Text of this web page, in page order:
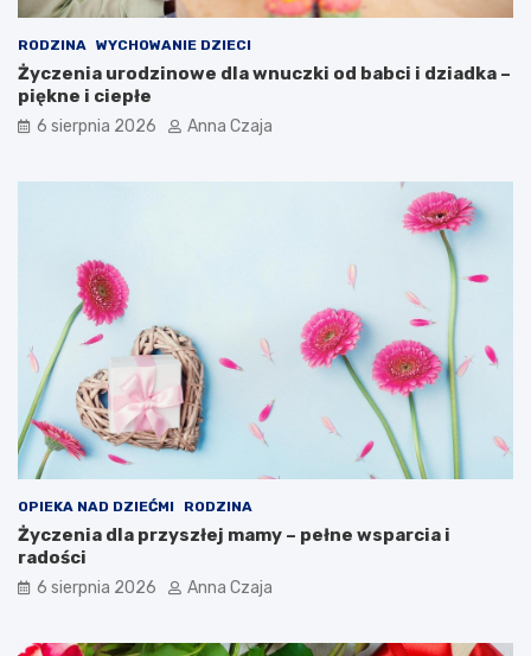
RODZINA WYCHOWANIE DZIECI
Życzenia urodzinowe dla wnuczki od babci i dziadka –
piękne i ciepłe
6 sierpnia 2026 Anna Czaja
OPIEKA NAD DZIEĆMI RODZINA
Życzenia dla przyszłej mamy – pełne wsparcia i
radości
6 sierpnia 2026 Anna Czaja